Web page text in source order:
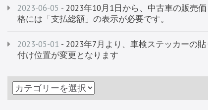
2023-05-01 - 2023年7月より、車検ステッカーの貼り
付け位置が変更となります
2023-06-05 - 2023年10月1日から、中古車の販売価
格には「支払総額」の表示が必要です。
過
去